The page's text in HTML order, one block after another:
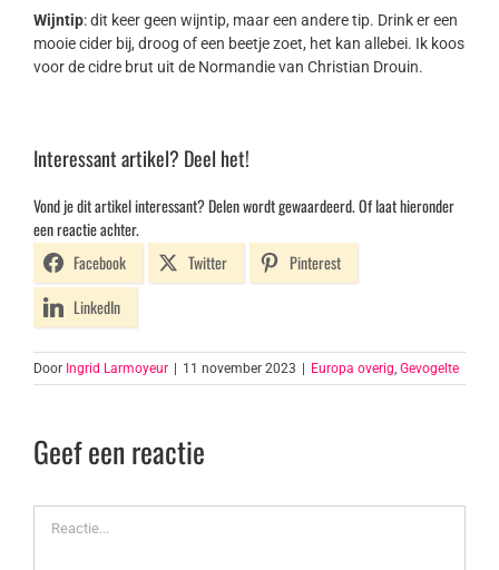
Wijntip: dit keer geen wijntip, maar een andere tip. Drink er een
mooie cider bij, droog of een beetje zoet, het kan allebei. Ik koos
voor de cidre brut uit de Normandie van Christian Drouin.
Interessant artikel? Deel het!
Vond je dit artikel interessant? Delen wordt gewaardeerd. Of laat hieronder
een reactie achter.
Facebook
Twitter
Pinterest
LinkedIn
Door Ingrid Larmoyeur 11 november 2023 Europa overig, Gevogelte
Geef een reactie